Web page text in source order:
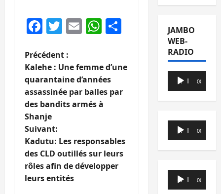
Facebook
Twitter
EmailWhatsApp
Partager
N
a
v
i
g
a
t
Précédent :
Kalehe : Une femme d’une
quarantaine d’années
assassinée par balles par
des bandits armés à
Shanje
Suivant:
Kadutu: Les responsables
des CLD outillés sur leurs
rôles afin de développer
leurs entités
JAMBO
WEB-
RADIO
Lecteur
audio
00:00 00:00
Lecteur
audio
00:00 00:00
Lecteur
audio
00:00 00:00